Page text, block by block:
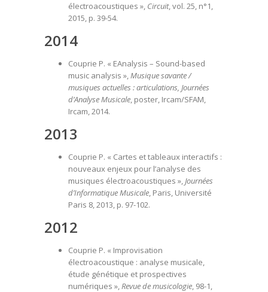
électroacoustiques », Circuit, vol. 25, n°1,
2015, p. 39-54.
2014
Couprie P. « EAnalysis – Sound-based
music analysis »,Musique savante /
musiques actuelles : articulations, Journées
d’Analyse Musicale, poster, Ircam/SFAM,
Ircam, 2014.
2013
Couprie P. « Cartes et tableaux interactifs :
nouveaux enjeux pour l’analyse des
musiques électroacoustiques »,Journées
d’Informatique Musicale, Paris, Université
Paris 8, 2013, p. 97-102.
2012
Couprie P. « Improvisation
électroacoustique : analyse musicale,
étude génétique et prospectives
numériques »,Revue de musicologie, 98-1,